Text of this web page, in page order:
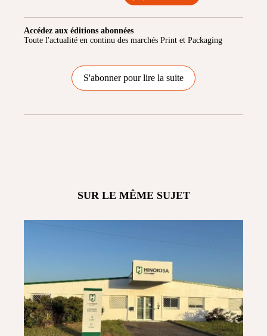
Accédez aux éditions abonnées
Toute l'actualité en continu des marchés Print et Packaging
S'abonner pour lire la suite
SUR LE MÊME SUJET